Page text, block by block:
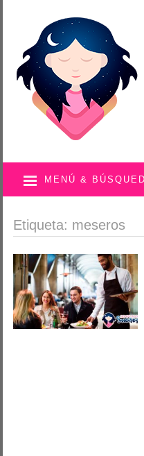
MENÚ &
Etiqueta: meseros